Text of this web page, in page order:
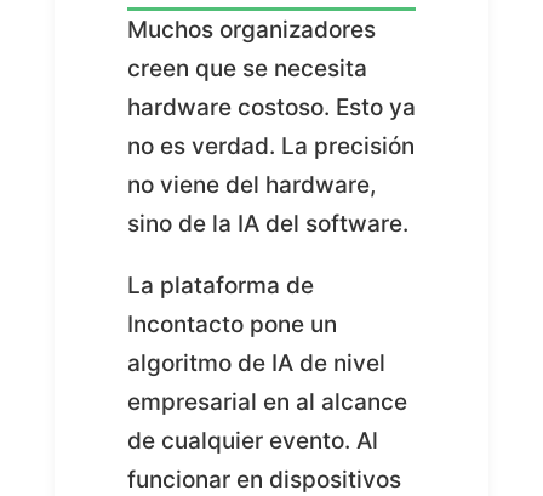
Muchos organizadores
creen que se necesita
hardware costoso. Esto ya
no es verdad. La precisión
no viene del hardware,
sino de la IA del software.
La plataforma de
Incontacto pone un
algoritmo de IA de nivel
empresarial en al alcance
de cualquier evento. Al
funcionar en dispositivos